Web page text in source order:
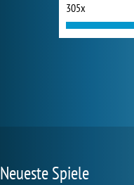
305x
Neueste Spiele